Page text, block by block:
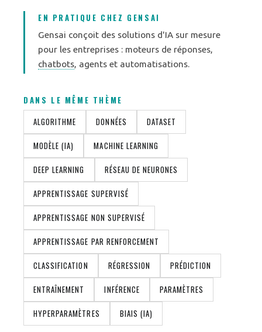
EN PRATIQUE CHEZ GENSAI
Gensai conçoit des solutions d'IA sur mesure
pour les entreprises : moteurs de réponses,
chatbots, agents et automatisations.
DANS LE MÊME THÈME
ALGORITHME
DONNÉES DATASET
MODÈLE (IA) MACHINE LEARNING
DEEP LEARNING RÉSEAU DE NEURONES
APPRENTISSAGE SUPERVISÉ
APPRENTISSAGE NON SUPERVISÉ
APPRENTISSAGE PAR RENFORCEMENT
CLASSIFICATION RÉGRESSION PRÉDICTION
ENTRAÎNEMENT INFÉRENCE PARAMÈTRES
HYPERPARAMÈTRES BIAIS (IA)